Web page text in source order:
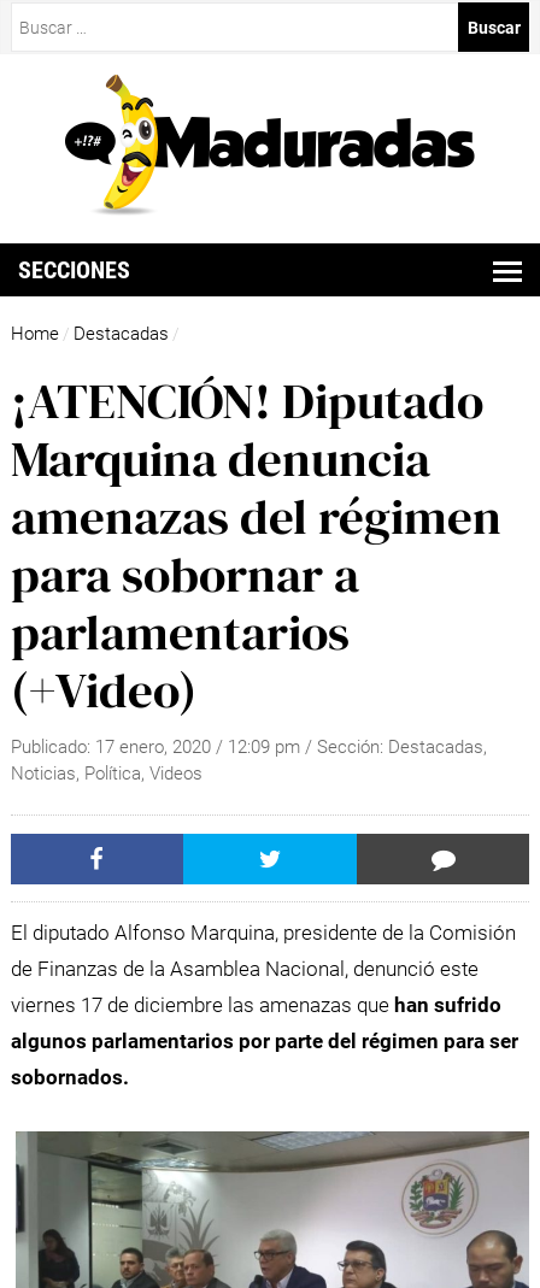
SECCIONES
Home / Destacadas /
¡ATENCIÓN! Diputado
Marquina denuncia
amenazas del régimen
para sobornar a
parlamentarios
(+Video)
Publicado: 17 enero, 2020/ 12:09 pm / Sección: Destacadas,
Noticias, Política, Videos
El diputado Alfonso Marquina, presidente de la Comisión
de Finanzas de la Asamblea Nacional, denunció este
viernes 17 de diciembre las amenazas que han sufrido
algunos parlamentarios por parte del régimen para ser
sobornados.